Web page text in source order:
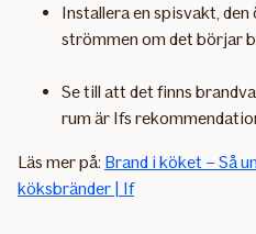
Installera en spisvakt,
strömmen om det börjar
Se till att det finns
rum är Ifs
Läs mer på: Brand i köket – Så
köksbränder | If